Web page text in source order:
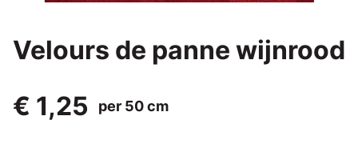
Velours de panne wijnrood
€ 1,25
per 50 cm